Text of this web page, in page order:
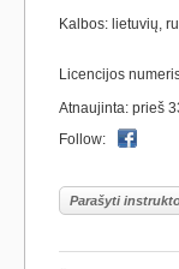
Kalbos: lietuvių,
Licencijos
Atnaujinta: prieš
Follow:
Parašyti